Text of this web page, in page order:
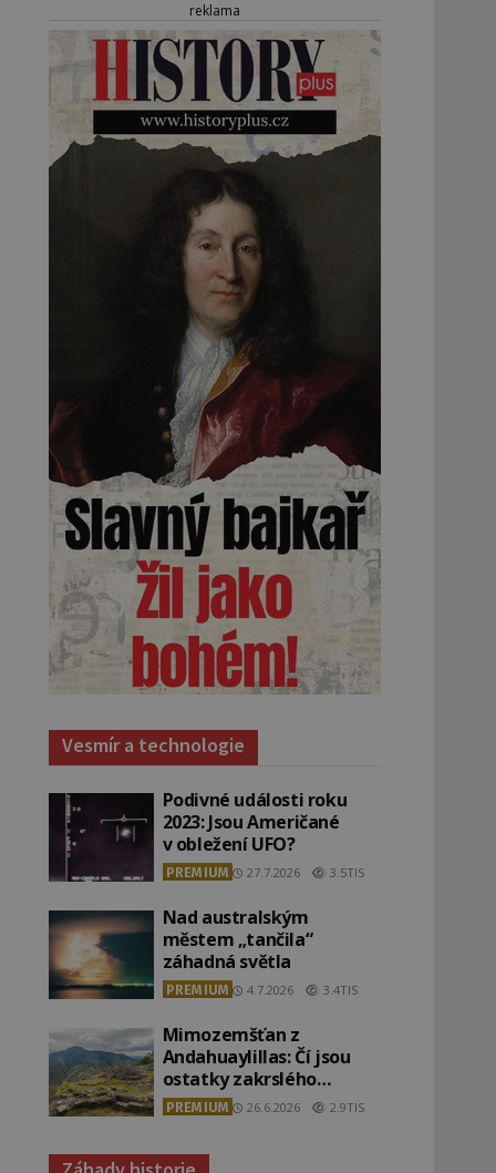
reklama
Vesmír a technologie
Podivné události roku
2023: Jsou Američané
v obležení UFO?
PREMIUM 27.7.2026 3.5TIS
Nad australským
městem „tančila“
záhadná světla
PREMIUM 4.7.2026 3.4TIS
Mimozemšťan z
Andahuaylillas: Čí jsou
ostatky zakrslého
stvoření s ohromnou
lebkou?
PREMIUM 26.6.2026 2.9TIS